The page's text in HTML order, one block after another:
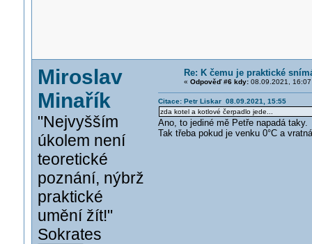
Miroslav
Minařík
"Nejvyšším
úkolem není
teoretické
poznání, nýbrž
praktické
umění žít!"
Sokrates
Re: K čemu je praktické
« Odpověď #6 kdy:08.09.2021, 16:07
Citace: Petr Liskar 08.09.2021, 15:55
zda kotel a kotlové čerpadlo jede...
Ano, to jediné mě Petře napadá taky.
Tak třeba pokud je venku 0°C a